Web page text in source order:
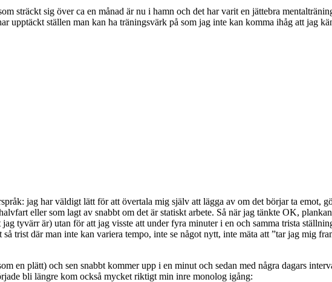
sträckt sig över ca en månad är nu i hamn och det har varit en jättebra
ställen man kan ha träningsvärk på som jag inte kan komma ihåg att jag
jag har väldigt lätt för att övertala mig själv att lägga av om det börjar ta emot,
eller som lagt av snabbt om det är statiskt arbete. Så när jag tänkte OK,
tyvärr är) utan för att jag visste att under fyra minuter i en och samma trista
trist där man inte kan variera tempo, inte se något nytt, inte mäta att ”tar jag mig
en plätt) och sen snabbt kommer upp i en minut och sedan med några dagars
bli längre kom också mycket riktigt min inre monolog igång: